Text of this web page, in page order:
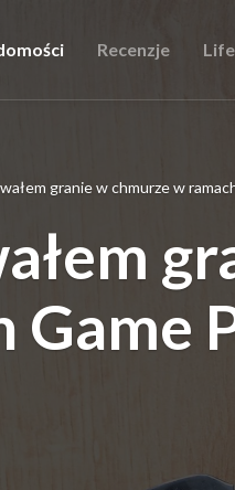
Recenzje
granie w chmurze w
Game